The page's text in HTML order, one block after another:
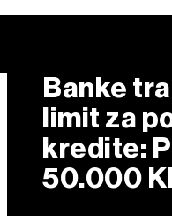
Banke
limit za
kredite:
50.000